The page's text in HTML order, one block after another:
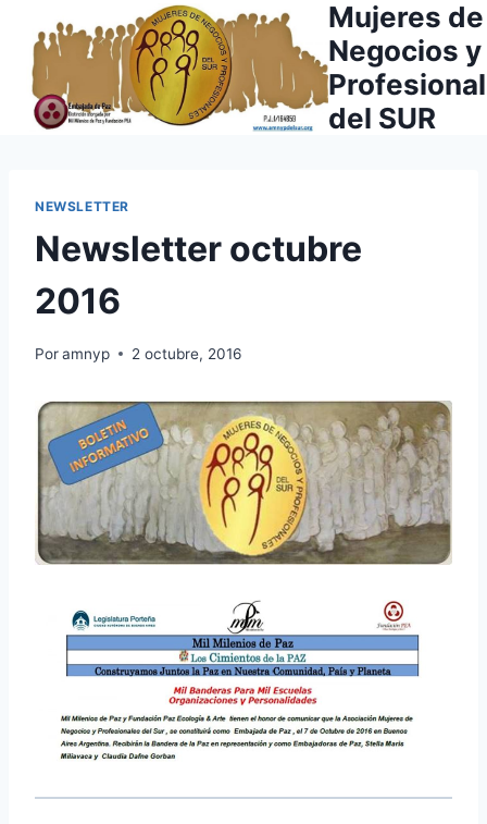
contenido
Mujeres de
Negocios y
del SUR
NEWSLETTER
Newsletter octubre
2016
Poramnyp 2 octubre, 2016